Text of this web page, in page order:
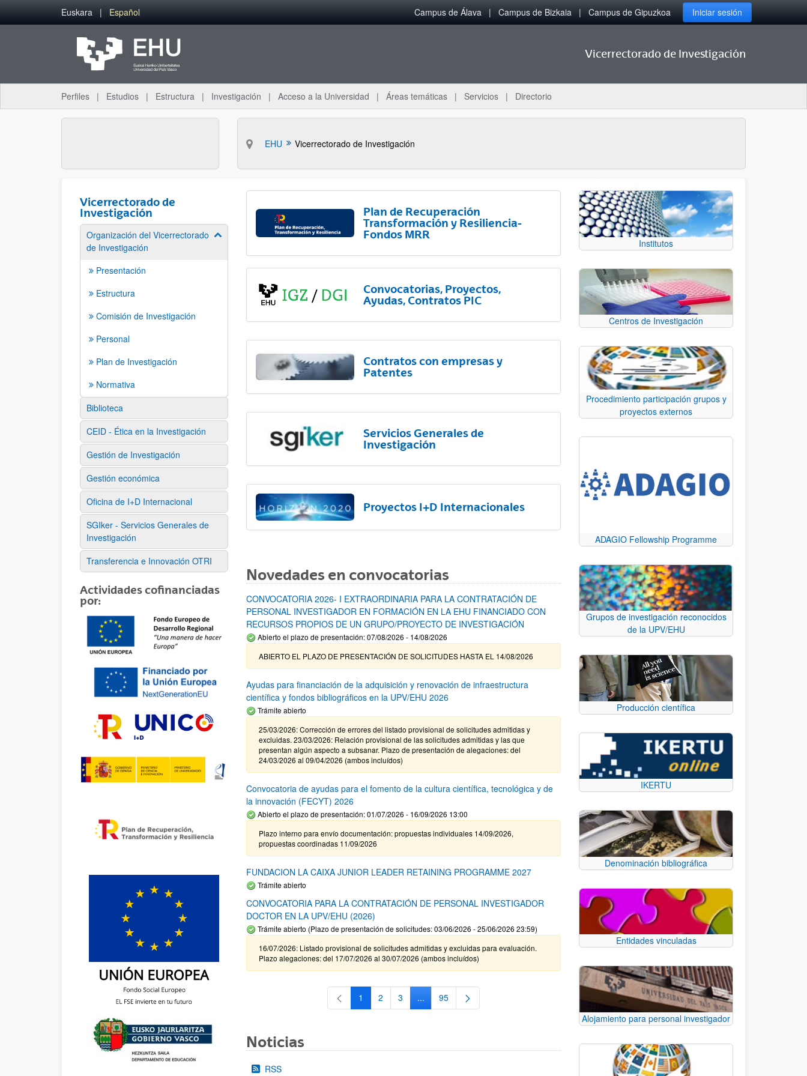
Saltar al contenido principal
Euskara Español Campus de Álava Campus de Bizkaia Campus de Gipuzkoa Iniciar sesión
Vicerrectorado de Investigación
Perfiles Estudios Estructura Investigación Acceso a la Universidad Áreas temáticas Servicios Directorio
EHU Vicerrectorado de Investigación
Vicerrectorado de
Investigación
Organización del Vicerrectorado
de Investigación
Mostrar/ocultar subpáginas
Presentación
Estructura
Comisión de Investigación
Personal
Plan de Investigación
Normativa
Biblioteca
CEID - Ética en la Investigación
Gestión de Investigación
Gestión económica
Oficina de I+D Internacional
SGIker - Servicios Generales de
Investigación
Transferencia e Innovación OTRI
Actividades cofinanciadas
por:
Plan de Recuperación
Transformación y Resiliencia-
Fondos MRR
Convocatorias, Proyectos,
Ayudas, Contratos PIC
Contratos con empresas y
Patentes
Servicios Generales de
Investigación
Proyectos I+D Internacionales
Novedades en convocatorias
CONVOCATORIA 2026- I EXTRAORDINARIA PARA LA CONTRATACIÓN DE
PERSONAL INVESTIGADOR EN FORMACIÓN EN LA EHU FINANCIADO CON
RECURSOS PROPIOS DE UN GRUPO/PROYECTO DE INVESTIGACIÓN
Abierto el plazo de presentación: 07/08/2026 - 14/08/2026
ABIERTO EL PLAZO DE PRESENTACIÓN DE SOLICITUDES HASTA EL 14/08/2026
Ayudas para financiación de la adquisición y renovación de infraestructura
científica y fondos bibliográficos en la UPV/EHU 2026
Trámite abierto
25/03/2026: Corrección de errores del listado provisional de solicitudes admitidas y
excluidas. 23/03/2026: Relación provisional de las solicitudes admitidas y las que
presentan algún aspecto a subsanar. Plazo de presentación de alegaciones: del
24/03/2026 al 09/04/2026 (ambos incluídos)
Convocatoria de ayudas para el fomento de la cultura científica, tecnológica y de
la innovación (FECYT) 2026
Abierto el plazo de presentación: 01/07/2026 - 16/09/2026 13:00
Plazo interno para envío documentación: propuestas individuales 14/09/2026,
propuestas coordinadas 11/09/2026
FUNDACION LA CAIXA JUNIOR LEADER RETAINING PROGRAMME 2027
Trámite abierto
CONVOCATORIA PARA LA CONTRATACIÓN DE PERSONAL INVESTIGADOR
DOCTOR EN LA UPV/EHU (2026)
Trámite abierto (Plazo de presentación de solicitudes: 03/06/2026 - 25/06/2026 23:59)
16/07/2026: Listado provisional de solicitudes admitidas y excluidas para evaluación.
Plazo alegaciones: del 17/07/2026 al 30/07/2026 (ambos incluídos)
Página
1 Página
2 Página
3 ...Páginas intermedias Use TAB para desplazarse.
Página
95
Noticias
RSS
Institutos
Centros de Investigación
Procedimiento participación grupos y
proyectos externos
ADAGIO Fellowship Programme
Grupos de investigación reconocidos
de la UPV/EHU
Producción científica
IKERTU
Denominación bibliográfica
Entidades vinculadas
Alojamiento para personal investigador